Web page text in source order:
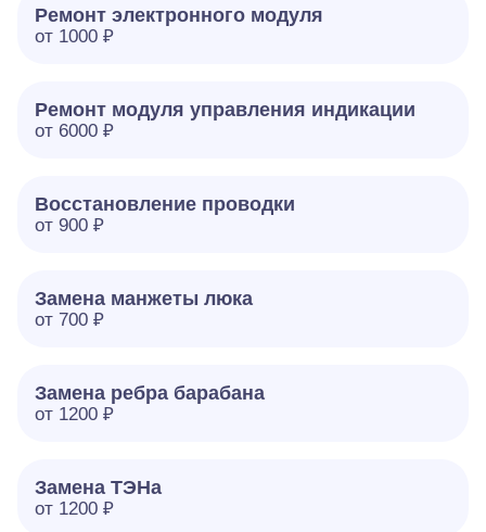
Ремонт электронного модуля
от 1000 ₽
Ремонт модуля управления индикации
от 6000 ₽
Восстановление проводки
от 900 ₽
Замена манжеты люка
от 700 ₽
Замена ребра барабана
от 1200 ₽
Замена ТЭНа
от 1200 ₽